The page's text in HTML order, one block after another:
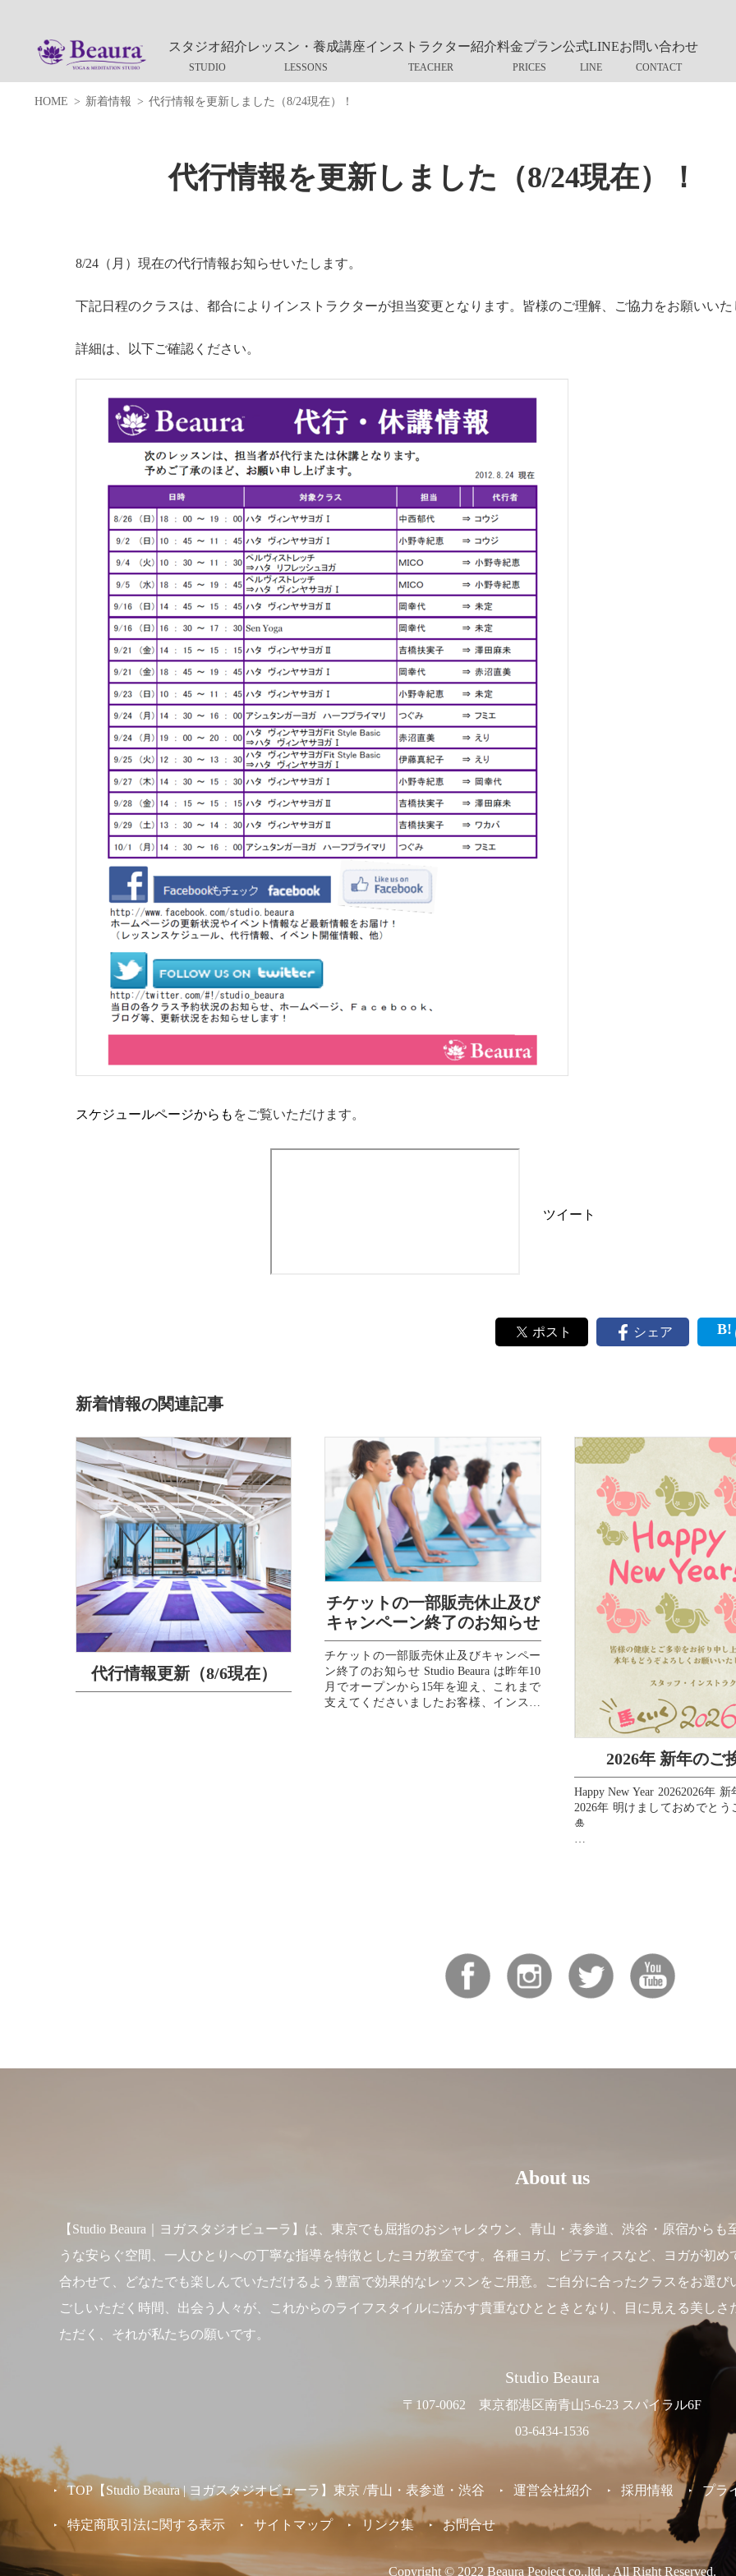
スタジオ紹介レッスン・養成講座インストラクター紹介料金プラン公式LINEお問い合わせ
HOME 新着情報 代行情報を更新しました（8/24現在）！
代行情報を更新しました（8/24現在）！
8/24（月）現在の代行情報お知らせいたします。
下記日程のクラスは、都合によりインストラクターが担当変更となります。皆様のご理解、ご協力をお願いいた
詳細は、以下ご確認ください。
スケジュールページからも をご覧いただけます。
ツイート
ポスト シェア
新着情報の関連記事
代行情報更新（8/6現在）
チケットの一部販売休止及び
キャンペーン終了のお知らせ
チケットの一部販売休止及びキャンペー
ン終了のお知らせ Studio Beaura は昨年10
月でオープンから15年を迎え、これまで
支えてくださいましたお客様、インスト
2026年 新年のご
Happy New Year 20262026年
2026年 明けましておめでとう
🎍
About us
【Studio Beaura｜ヨガスタジオビューラ】は、東京でも屈指のおシャレタウン、青山・表参道、渋谷・原宿から
うな安らぐ空間、一人ひとりへの丁寧な指導を特徴としたヨガ教室です。各種ヨガ、ピラティスなど、ヨガが初
合わせて、どなたでも楽しんでいただけるよう豊富で効果的なレッスンをご用意。ご自分に合ったクラスをお選
ごしいただく時間、出会う人々が、これからのライフスタイルに活かす貴重なひとときとなり、目に見える美し
ただく、それが私たちの願いです。
Studio Beaura
〒107-0062 東京都港区南青山5-6-23 スパイラル6F
03-6434-1536
TOP【Studio Beaura | ヨガスタジオビューラ】東京 /青山・表参道・渋谷 運営会社紹介 採用情報 プラ
特定商取引法に関する表示 サイトマップ リンク集 お問合せ
Copyright © 2022 Beaura Peoject co.,ltd. , All Right Reserved.